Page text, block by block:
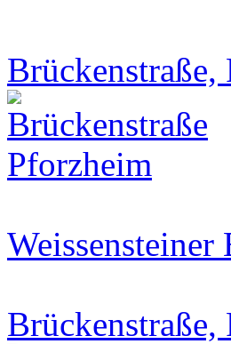
Brückenstraße,
Brückenstraße,